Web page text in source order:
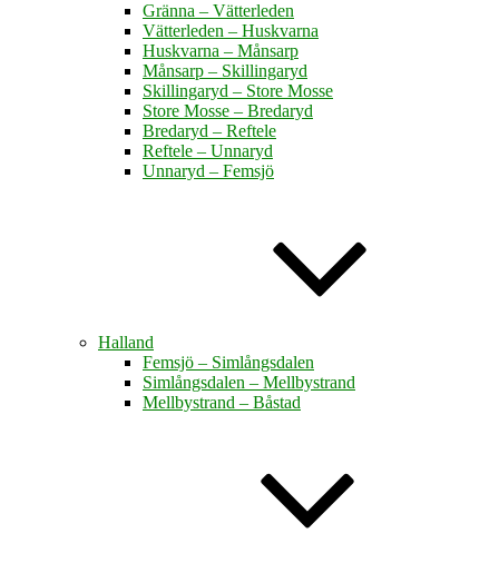
Gränna – Vätterleden
Vätterleden – Huskvarna
Huskvarna – Månsarp
Månsarp – Skillingaryd
Skillingaryd – Store Mosse
Store Mosse – Bredaryd
Bredaryd – Reftele
Reftele – Unnaryd
Unnaryd – Femsjö
Halland
Femsjö – Simlångsdalen
Simlångsdalen – Mellbystrand
Mellbystrand – Båstad